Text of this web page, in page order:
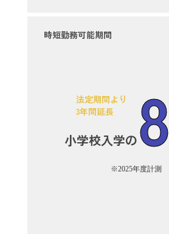
時短勤務可能期間
小学校入学の8
法定期間より
3年間延長
※2025年度計測